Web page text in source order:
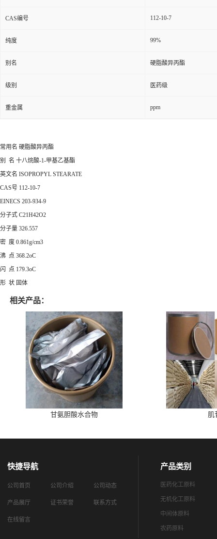
CAS编号 112-10-7
纯度 99%
别名 硬脂酸异丙酯
级别 医药级
重金属 ppm
常用名 硬脂酸异丙酯
别 名 十八烷酸-1-甲基乙基酯
英文名 ISOPROPYL STEARATE
CAS号 112-10-7
EINECS 203-934-9
分子式 C21H42O2
分子量 326.557
密 度 0.861g/cm3
沸 点 368.2oC
闪 点 179.3oC
形 状 固体
相关产品：
甘氨胆酸水合物 肌
快捷导航
公司首页 公司介绍 公司动态
产品展厅 证书荣誉 联系方式
在线留言
产品类别
医药化工原料
无机化工原料
中间体原料
农药原料